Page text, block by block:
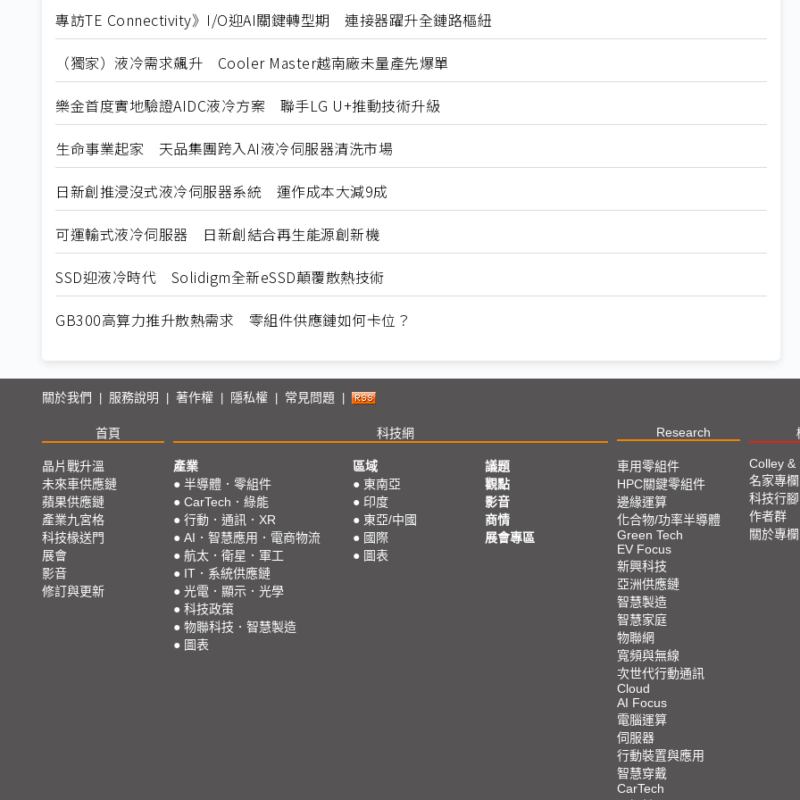
專訪TE Connectivity》I/O迎AI關鍵轉型期 連接器躍升全鏈路樞紐
（獨家）液冷需求飆升 Cooler Master越南廠未量產先爆單
樂金首度實地驗證AIDC液冷方案 聯手LG U+推動技術升級
生命事業起家 天品集團跨入AI液冷伺服器清洗市場
日新創推浸沒式液冷伺服器系統 運作成本大減9成
可運輸式液冷伺服器 日新創結合再生能源創新機
SSD迎液冷時代 Solidigm全新eSSD顛覆散熱技術
GB300高算力推升散熱需求 零組件供應鏈如何卡位？
關於我們 服務說明 著作權 隱私權 常見問題
首頁 科技網 Research
晶片戰升溫
未來車供應鏈
蘋果供應鏈
產業九宮格
科技椽送門
展會
影音
修訂與更新
產業
● 半導體．零組件
● CarTech．綠能
● 行動．通訊．XR
● AI．智慧應用．電商物流
● 航太．衛星．軍工
● IT．系統供應鏈
● 光電．顯示．光學
● 科技政策
● 物聯科技．智慧製造
● 圖表
區域
● 東南亞
● 印度
● 東亞/中國
● 國際
● 圖表
議題
觀點
影音
商情
展會專區
車用零組件
HPC關鍵零組件
邊緣運算
化合物/功率半導體
Green Tech
EV Focus
新興科技
亞洲供應鏈
智慧製造
智慧家庭
物聯網
寬頻與無線
次世代行動通訊
Cloud
AI Focus
電腦運算
伺服器
行動裝置與應用
智慧穿戴
CarTech
Colley &
名家專欄
科技行腳
作者群
關於專欄